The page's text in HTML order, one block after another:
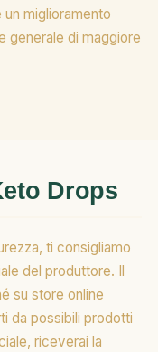
un miglioramento
generale di maggiore
Drops
ti consigliamo
del produttore. Il
su store online
da possibili prodotti
riceverai la